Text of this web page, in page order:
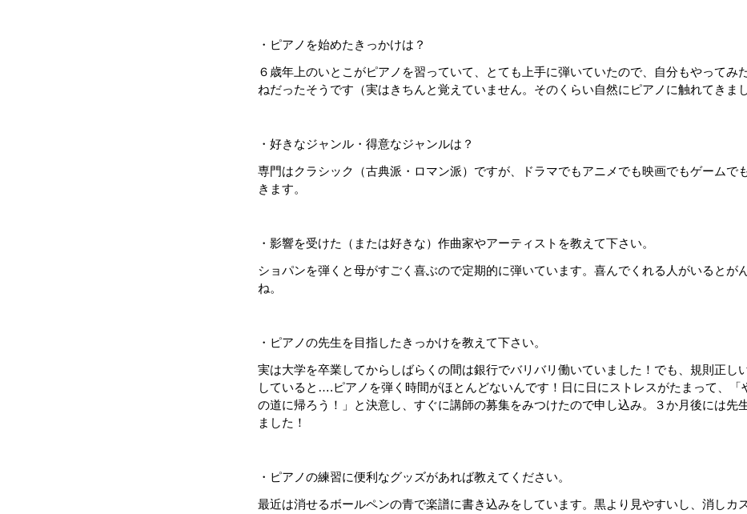
・ピアノを始めたきっかけは？
６歳年上のいとこがピアノを習っていて、とても上手に弾いていたので、自分もやってみ
ねだったそうです（実はきちんと覚えていません。そのくらい自然にピアノに触れてきまし
・好きなジャンル・得意なジャンルは？
専門はクラシック（古典派・ロマン派）ですが、ドラマでもアニメでも映画でもゲームで
きます。
・影響を受けた（または好きな）作曲家やアーティストを教えて下さい。
ショパンを弾くと母がすごく喜ぶので定期的に弾いています。喜んでくれる人がいるとが
ね。
・ピアノの先生を目指したきっかけを教えて下さい。
実は大学を卒業してからしばらくの間は銀行でバリバリ働いていました！でも、規則正し
していると….ピアノを弾く時間がほとんどないんです！日に日にストレスがたまって、「
の道に帰ろう！」と決意し、すぐに講師の募集をみつけたので申し込み。３か月後には先
ました！
・ピアノの練習に便利なグッズがあれば教えてください。
最近は消せるボールペンの青で楽譜に書き込みをしています。黒より見やすいし、消しカ